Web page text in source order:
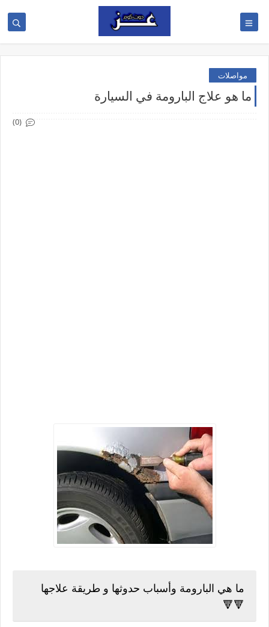
مواصلات
ما هو علاج البارومة في السيارة
(0)
ما هي البارومة وأسباب حدوثها و طريقة علاجها
🔻🔻